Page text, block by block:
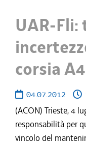
UAR-Fli:
corsia A4
04.07.2012
(ACON) Trieste, 4
responsabilità per
vincolo del